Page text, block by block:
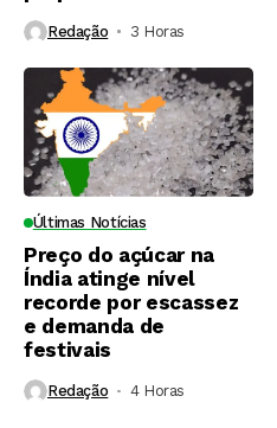
Redação 3 Horas ⁮
Últimas Notícias
Preço do açúcar na
Índia atinge nível
recorde por escassez
e demanda de
festivais
Redação 4 Horas ⁮